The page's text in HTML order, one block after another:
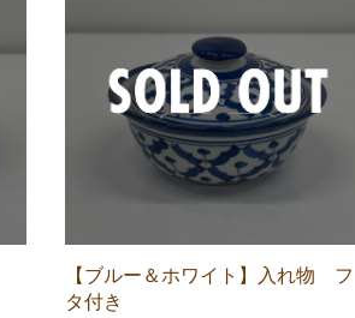
【ブルー＆ホワイト】入れ物 フ
タ付き